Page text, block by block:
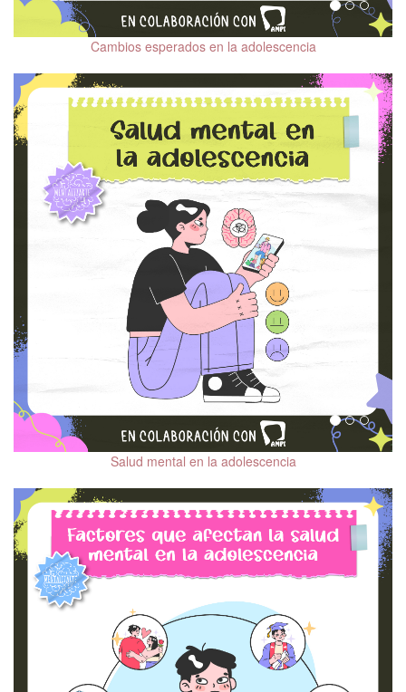
Salud mental y VIH
Sexualidad y salud
mental
Salud mental y
climaterio
Salud mental en la
persona mayor
Trastornos del
neurodesarrollo en la
infancia y la edad adulta
Salud mental en
Cine y salud mental
Psicooncología
Tratamientos
trastornos del
neurodesarrollo
Salud mental en
población migrante
Beneficios de las
mascotas en la salud
Salud mental de la
Cambios esperados en la adolescencia
Salud mental en la adolescencia